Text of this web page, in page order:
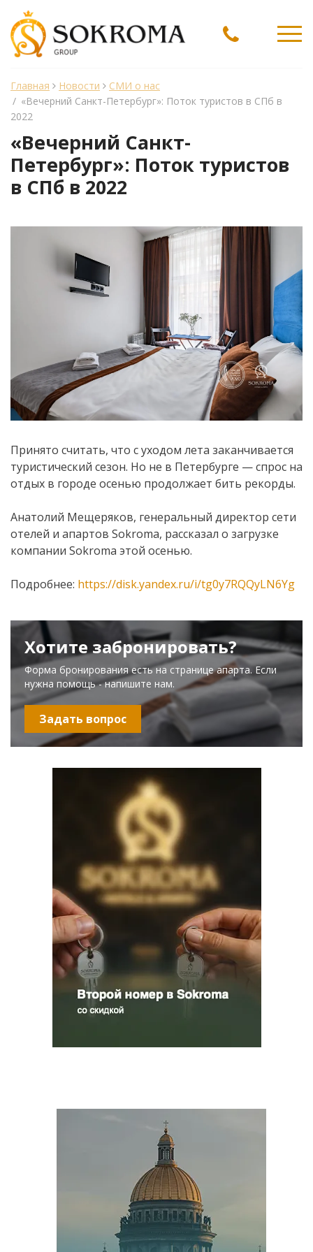
Главная Новости
СМИ о нас
/ «Вечерний Санкт-Петербург»: Поток туристов в СПб в
2022
«Вечерний Санкт-
Петербург»: Поток туристов
в СПб в 2022
Принято считать, что с уходом лета заканчивается
туристический сезон. Но не в Петербурге — спрос на
отдых в городе осенью продолжает бить рекорды.
Анатолий Мещеряков, генеральный директор сети
отелей и апартов Sokroma, рассказал о загрузке
компании Sokroma этой осенью.
Подробнее: https://disk.yandex.ru/i/tg0y7RQQyLN6Yg
Хотите забронировать?
Форма бронирования есть на странице апарта. Если
нужна помощь - напишите нам.
Задать вопрос